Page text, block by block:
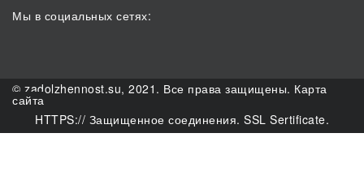
Мы в социальных сетях:
© zadolzhennost.su, 2021. Все права защищены. Карта
сайта
HTTPS:// Защищенное соединения. SSL Sertificate.